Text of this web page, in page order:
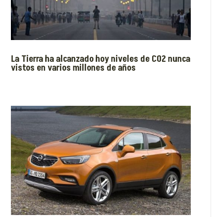
La Tierra ha alcanzado hoy niveles de CO2 nunca
vistos en varios millones de años